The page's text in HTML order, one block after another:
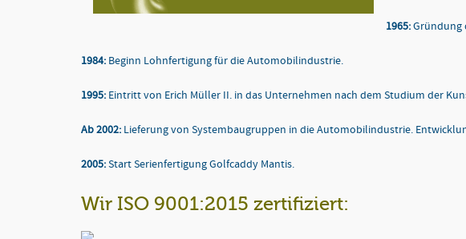
1965:Gründung
1984: Beginn Lohnfertigung für die Automobilindustrie.
1995: Eintritt von Erich Müller II. in das Unternehmen nach dem Studium der
Ab 2002: Lieferung von Systembaugruppen in die Automobilindustrie.
2005:Start Serienfertigung Golfcaddy Mantis.
Wir ISO 9001:2015 zertifiziert: